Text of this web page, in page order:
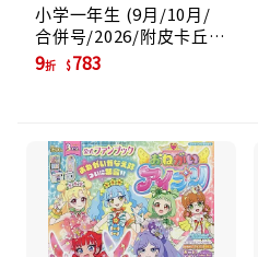
小学一年生 (9月/10月/
合併号/2026/附皮卡丘顯
微鏡玩具)
9折 783